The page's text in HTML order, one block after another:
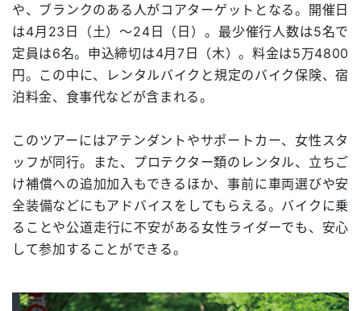
や、ブランクのある人がコアターゲットとなる。開催日
は4月23日（土）～24日（日）。最少催行人数は5名で
定員は6名。申込締切は4月7日（木）。料金は5万4800
円。この中に、レンタルバイクと規定のバイク保険、宿
泊料金、食事代などが含まれる。
このツアーにはアテンダントやサポートカー、女性スタ
ッフが同行。また、プロテクター類のレンタル、立ちご
け補償への追加加入もできるほか、事前に車両選びや安
全装備などにもアドバイスをしてもらえる。バイクに乗
ることや公道走行に不安がある女性ライダーでも、安心
して参加することができる。